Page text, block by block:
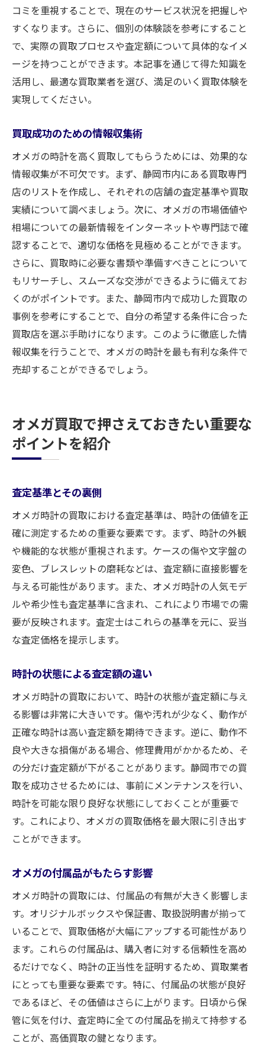
コミを重視することで、現在のサービス状況を把握しや
すくなります。さらに、個別の体験談を参考にすること
で、実際の買取プロセスや査定額について具体的なイメ
ージを持つことができます。本記事を通じて得た知識を
活用し、最適な買取業者を選び、満足のいく買取体験を
実現してください。
買取成功のための情報収集術
オメガの時計を高く買取してもらうためには、効果的な
情報収集が不可欠です。まず、静岡市内にある買取専門
店のリストを作成し、それぞれの店舗の査定基準や買取
実績について調べましょう。次に、オメガの市場価値や
相場についての最新情報をインターネットや専門誌で確
認することで、適切な価格を見極めることができます。
さらに、買取時に必要な書類や準備すべきことについて
もリサーチし、スムーズな交渉ができるように備えてお
くのがポイントです。また、静岡市内で成功した買取の
事例を参考にすることで、自分の希望する条件に合った
買取店を選ぶ手助けになります。このように徹底した情
報収集を行うことで、オメガの時計を最も有利な条件で
売却することができるでしょう。
オメガ買取で押さえておきたい重要な
ポイントを紹介
査定基準とその裏側
オメガ時計の買取における査定基準は、時計の価値を正
確に測定するための重要な要素です。まず、時計の外観
や機能的な状態が重視されます。ケースの傷や文字盤の
変色、ブレスレットの磨耗などは、査定額に直接影響を
与える可能性があります。また、オメガ時計の人気モデ
ルや希少性も査定基準に含まれ、これにより市場での需
要が反映されます。査定士はこれらの基準を元に、妥当
な査定価格を提示します。
時計の状態による査定額の違い
オメガ時計の買取において、時計の状態が査定額に与え
る影響は非常に大きいです。傷や汚れが少なく、動作が
正確な時計は高い査定額を期待できます。逆に、動作不
良や大きな損傷がある場合、修理費用がかかるため、そ
の分だけ査定額が下がることがあります。静岡市での買
取を成功させるためには、事前にメンテナンスを行い、
時計を可能な限り良好な状態にしておくことが重要で
す。これにより、オメガの買取価格を最大限に引き出す
ことができます。
オメガの付属品がもたらす影響
オメガ時計の買取には、付属品の有無が大きく影響しま
す。オリジナルボックスや保証書、取扱説明書が揃って
いることで、買取価格が大幅にアップする可能性があり
ます。これらの付属品は、購入者に対する信頼性を高め
るだけでなく、時計の正当性を証明するため、買取業者
にとっても重要な要素です。特に、付属品の状態が良好
であるほど、その価値はさらに上がります。日頃から保
管に気を付け、査定時に全ての付属品を揃えて持参する
ことが、高価買取の鍵となります。